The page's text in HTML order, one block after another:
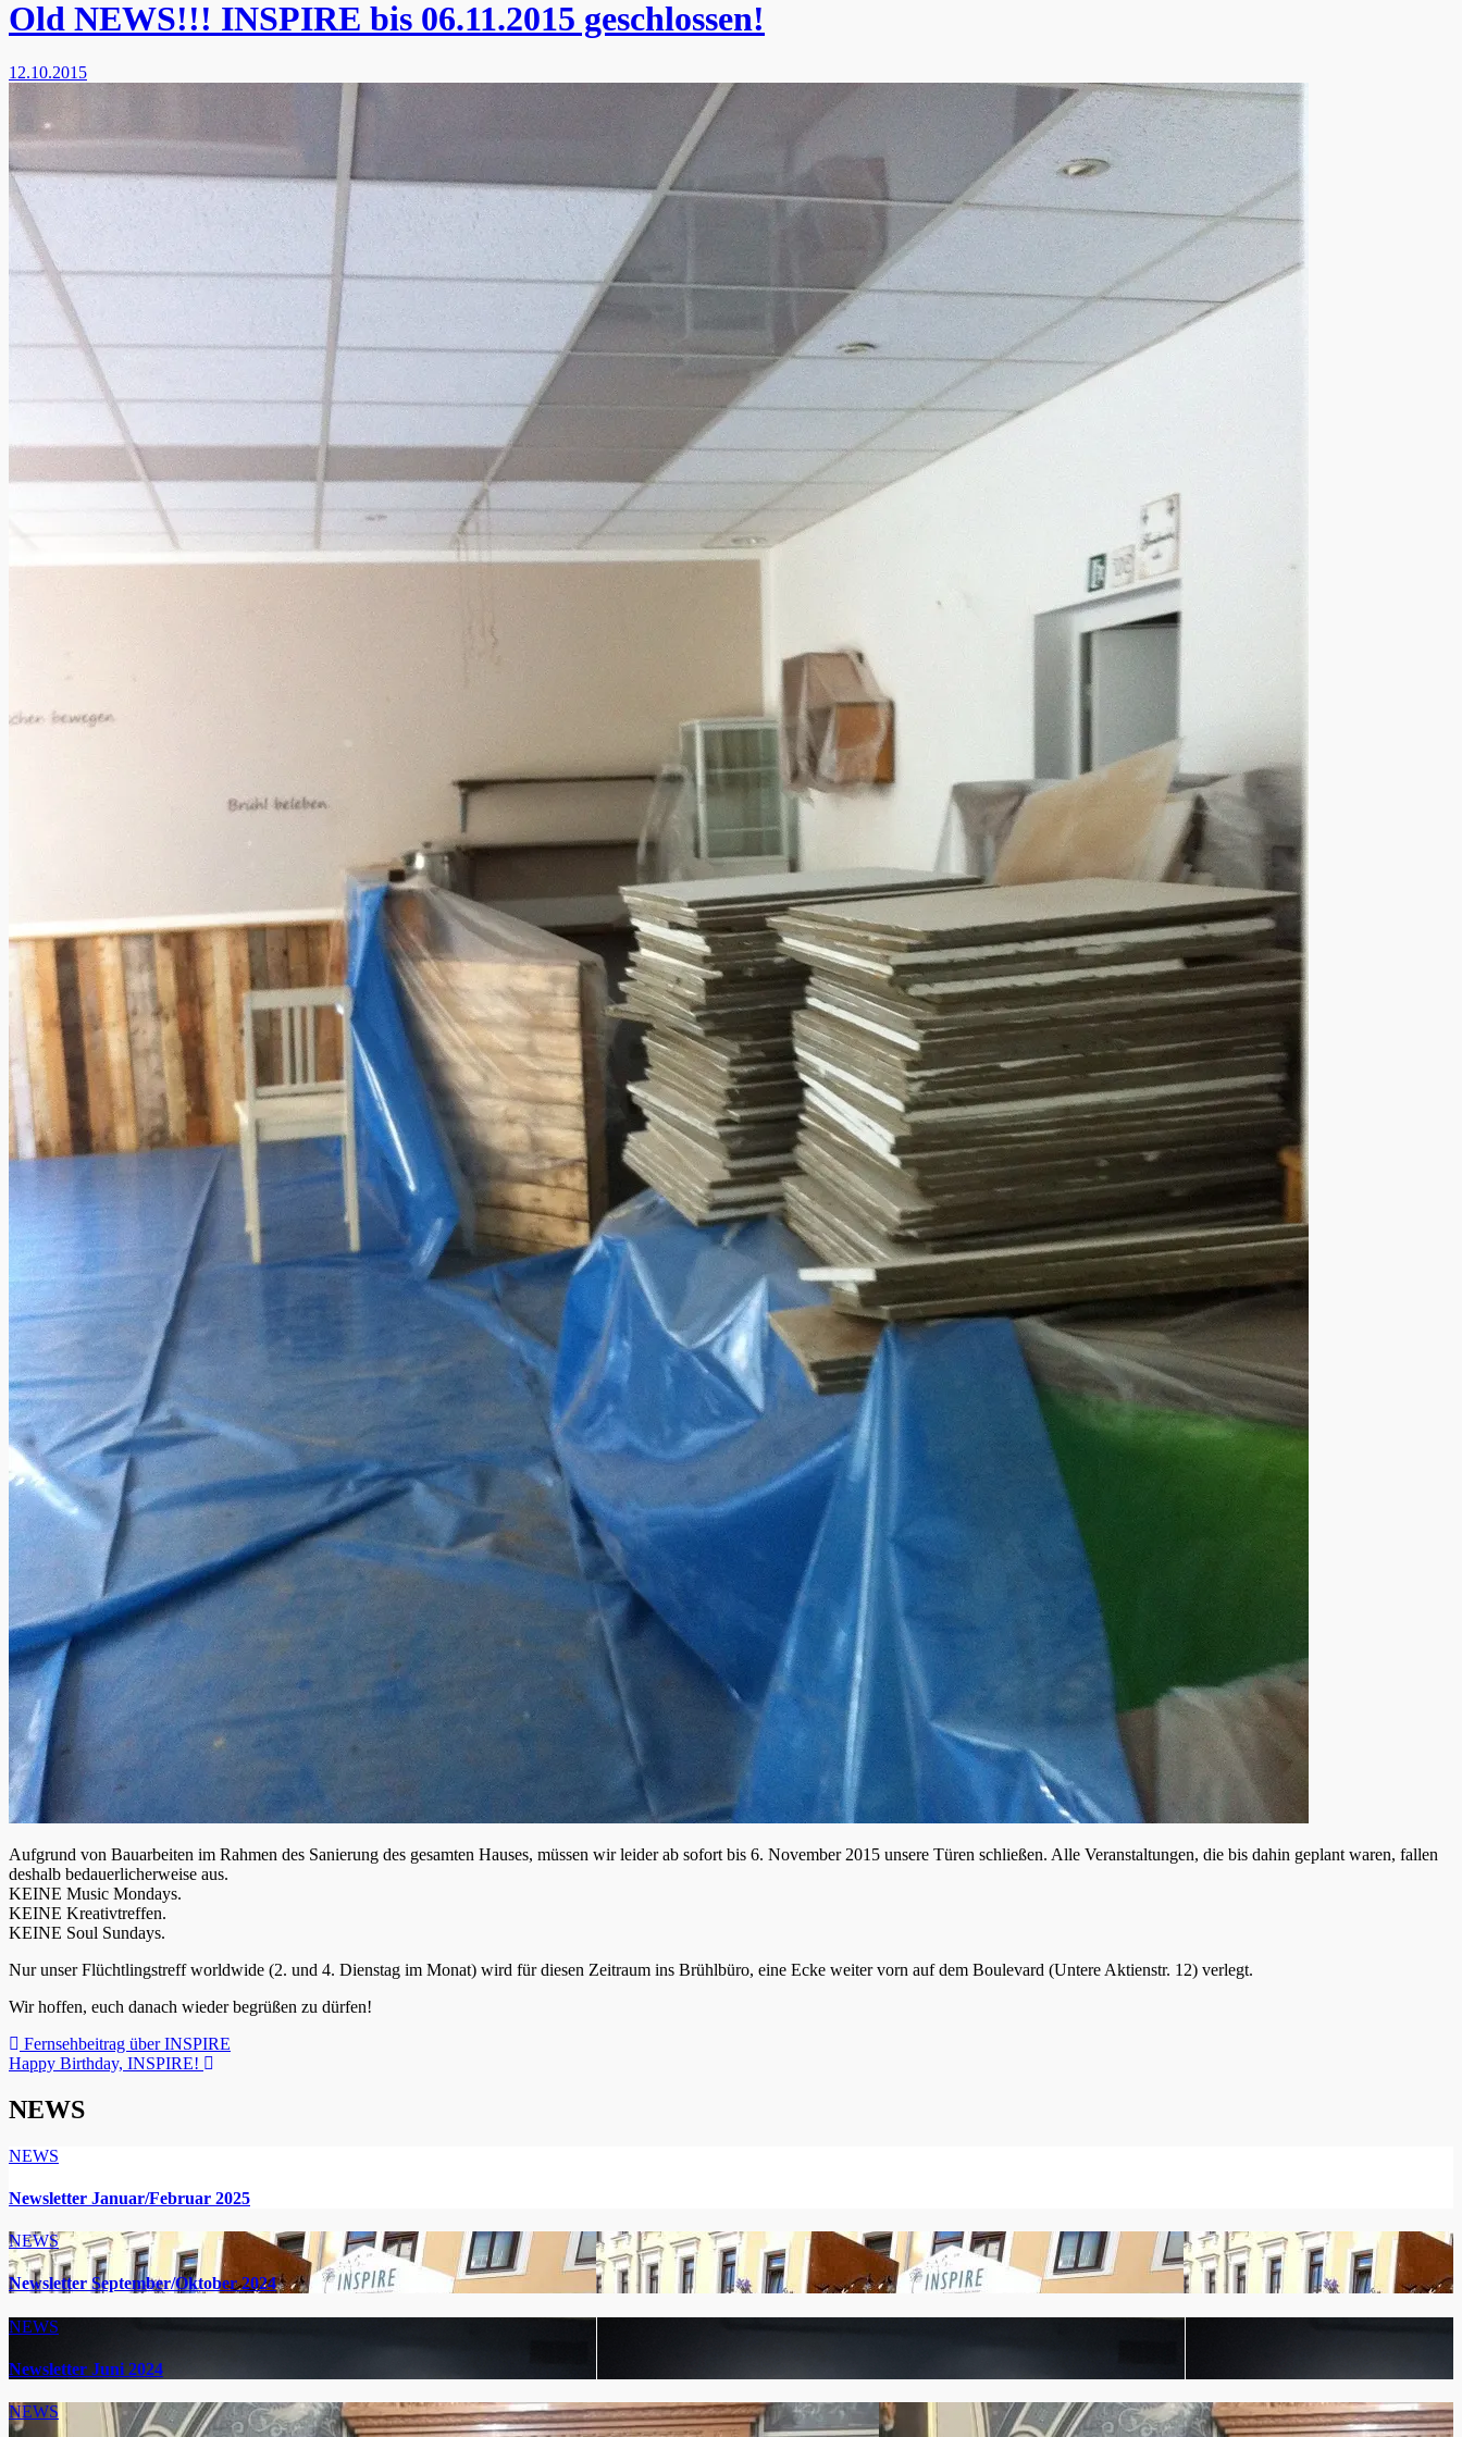
Old NEWS!!! INSPIRE bis 06.11.2015 geschlossen!
12.10.2015
Aufgrund von Bauarbeiten im Rahmen des Sanierung des gesamten Hauses, müssen wir leider ab sofort bis 6. November 2015 unsere Türen schließen. Alle Veranstaltungen, die bis dahin geplant waren, fallen
deshalb bedauerlicherweise aus.
KEINE Music Mondays.
KEINE Kreativtreffen.
KEINE Soul Sundays.
Nur unser Flüchtlingstreff worldwide (2. und 4. Dienstag im Monat) wird für diesen Zeitraum ins Brühlbüro, eine Ecke weiter vorn auf dem Boulevard (Untere Aktienstr. 12) verlegt.
Wir hoffen, euch danach wieder begrüßen zu dürfen!
Beitragsnavigation
Fernsehbeitrag über INSPIRE
Happy Birthday, INSPIRE!
NEWS
NEWS
Newsletter Januar/Februar 2025
NEWS
Newsletter September/Oktober 2024
NEWS
Newsletter Juni 2024
NEWS